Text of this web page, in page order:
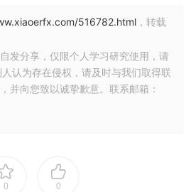
516782.html ，转载
发分享，仅限个人学习研究使用，请
认为存在侵权，请及时与我们取得联
并向您致以诚挚歉意。联系邮箱：
0 0